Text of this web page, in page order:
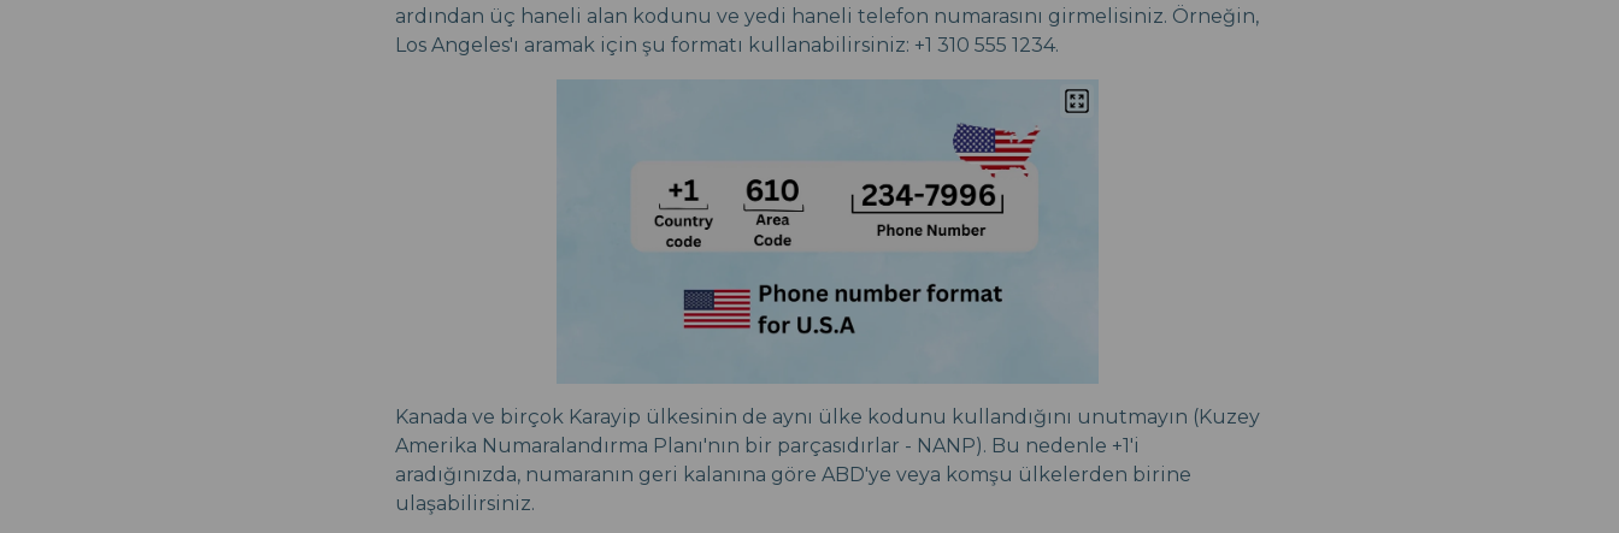
ardından üç haneli alan kodunu ve yedi haneli telefon numarasını girmelisiniz. Örneğin,
Los Angeles'ı aramak için şu formatı kullanabilirsiniz: +1 310 555 1234.
Kanada ve birçok Karayip ülkesinin de aynı ülke kodunu kullandığını unutmayın (Kuzey
Amerika Numaralandırma Planı'nın bir parçasıdırlar - NANP). Bu nedenle +1'i
aradığınızda, numaranın geri kalanına göre ABD'ye veya komşu ülkelerden birine
ulaşabilirsiniz.